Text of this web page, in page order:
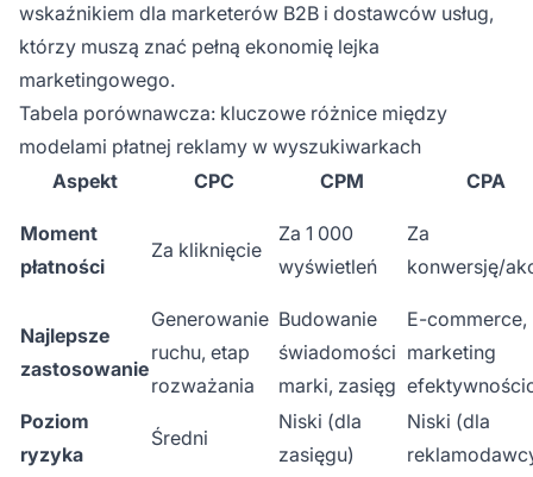
wskaźnikiem dla marketerów B2B i dostawców usług,
którzy muszą znać pełną ekonomię lejka
marketingowego.
Tabela porównawcza: kluczowe różnice między
modelami płatnej reklamy w wyszukiwarkach
Aspekt
CPC CPM CPA
Moment
płatności
Za kliknięcie
Za 1 000
wyświetleń
Za
konwersję/
Najlepsze
zastosowanie
Generowanie
ruchu, etap
rozważania
Budowanie
świadomości
marki, zasięg
E-commerce,
marketing
Poziom
ryzyka
Średni
Niski (dla
zasięgu)
Niski (dla